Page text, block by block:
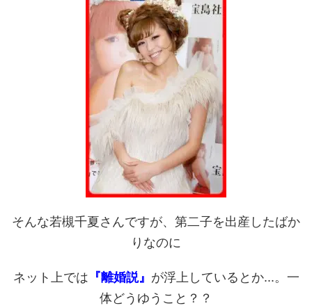
そんな若槻千夏さんですが、第二子を出産したばか
りなのに
ネット上では 『離婚説』 が浮上しているとか...。一
体どうゆうこと？？